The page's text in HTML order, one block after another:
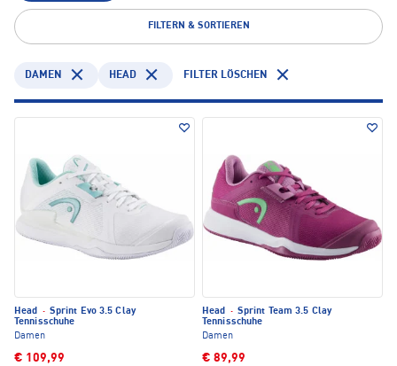
FILTERN & SORTIEREN
DAMEN HEAD FILTER LÖSCHEN
Head · Sprint Evo 3.5 Clay
Tennisschuhe
Damen
€ 109,99
Head · Sprint Team 3.5 Clay
Tennisschuhe
Damen
€ 89,99